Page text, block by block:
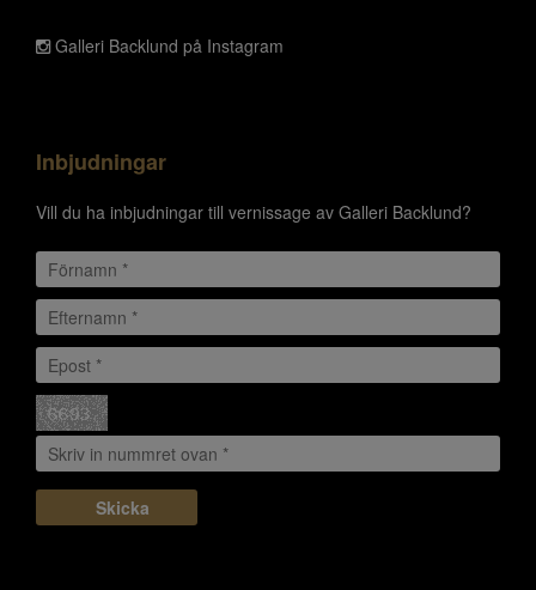
Galleri Backlund på Instagram
Inbjudningar
Vill du ha inbjudningar till vernissage av Galleri Backlund?